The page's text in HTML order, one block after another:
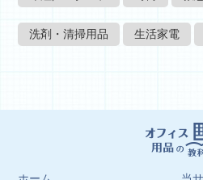
洗剤・清掃用品 生活家電